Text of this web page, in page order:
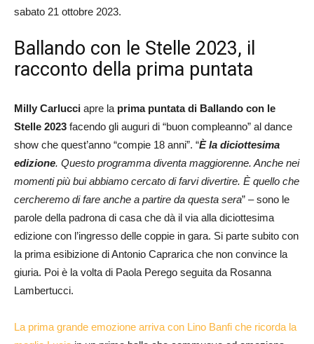
sabato 21 ottobre 2023.
Ballando con le Stelle 2023, il
racconto della prima puntata
Milly Carlucci apre la prima puntata di Ballando con le
Stelle 2023 facendo gli auguri di “buon compleanno” al dance
show che quest’anno “compie 18 anni”. “È la diciottesima
edizione. Questo programma diventa maggiorenne. Anche nei
momenti più bui abbiamo cercato di farvi divertire. È quello che
cercheremo di fare anche a partire da questa sera” – sono le
parole della padrona di casa che dà il via alla diciottesima
edizione con l’ingresso delle coppie in gara. Si parte subito con
la prima esibizione di Antonio Caprarica che non convince la
giuria. Poi è la volta di Paola Perego seguita da Rosanna
Lambertucci.
La prima grande emozione arriva con Lino Banfi che ricorda la